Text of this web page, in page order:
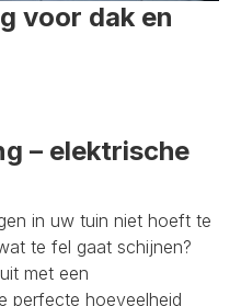
voor dak en
– elektrische
in uw tuin niet hoeft te
te fel gaat schijnen?
met een
perfecte hoeveelheid